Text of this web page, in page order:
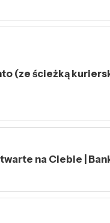
(ze ścieżką
na Ciebie |